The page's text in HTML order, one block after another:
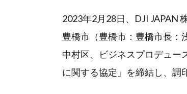
2023年2月28日、DJI JAPAN
豊橋市（豊橋市：豊橋市長：
中村区、ビジネスプロデュー
に関する協定」を締結し、調